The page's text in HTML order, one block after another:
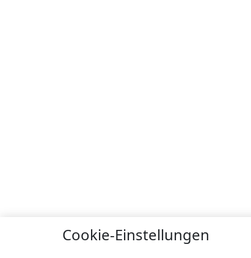
Cookie-Einstellungen